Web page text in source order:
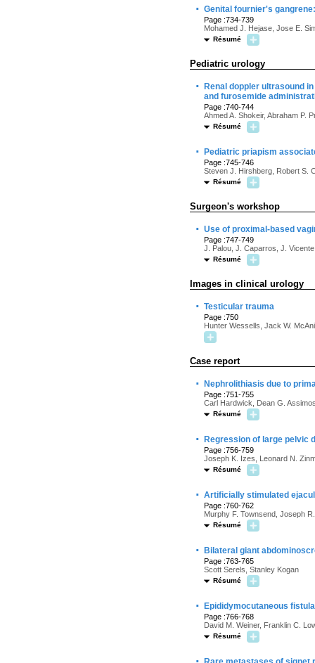
· Genital fournier's
Page :734-739
Mohamed J. Hejase, Jose E.
Résumé
Pediatric urology
·
Renal doppler ultrasound
and furosemide
Page :740-744
Ahmed A. Shokeir, Abraham P.
Résumé
· Pediatric priapism
Page :745-746
Steven J. Hirshberg, Robert S.
Résumé
Surgeon's workshop
· Use of proximal-based
Page :747-749
J. Palou, J. Caparros, J. Vicente
Résumé
Images in clinical urology
· Testicular trauma
Page :750
Hunter Wessells, Jack W.
Case report
· Nephrolithiasis due to
Page :751-755
Carl Hardwick, Dean G.
Résumé
· Regression of large pelvic
Page :756-759
Joseph K. Izes, Leonard N.
Résumé
· Artificially stimulated
Page :760-762
Murphy F. Townsend, Joseph
Résumé
· Bilateral giant
Page :763-765
Scott Serels, Stanley Kogan
Résumé
· Epididymocutaneous
Page :766-768
David M. Weiner, Franklin C.
Résumé